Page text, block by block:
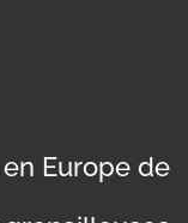
Europe de